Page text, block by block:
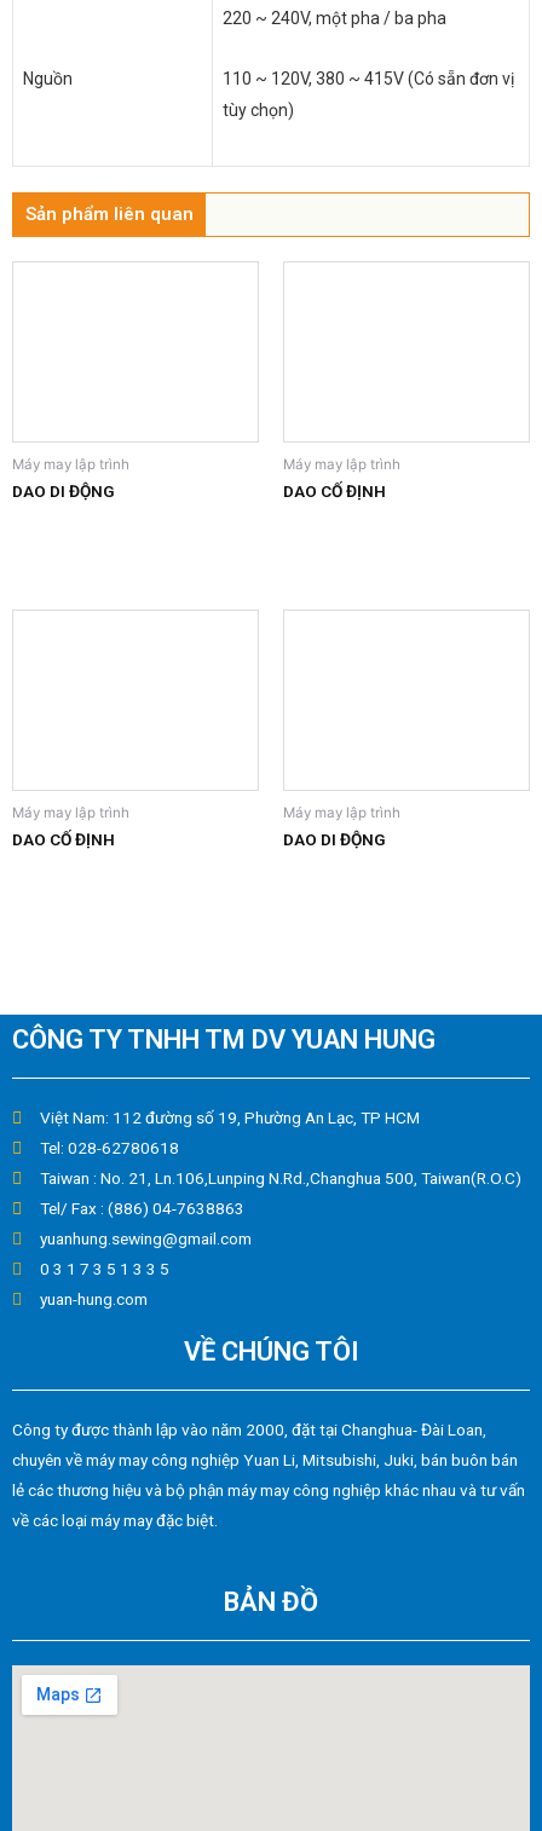
Nguồn
220 ~ 240V, một pha / ba pha
110 ~ 120V, 380 ~ 415V (Có sẵn đơn vị
tùy chọn)
Sản phẩm liên quan
Máy may lập trình
DAO DI ĐỘNG
Máy may lập trình
DAO CỐ ĐỊNH
Máy may lập trình
DAO CỐ ĐỊNH
Máy may lập trình
DAO DI ĐỘNG
CÔNG TY TNHH TM DV YUAN HUNG
Việt Nam: 112 đường số 19, Phường An Lạc, TP HCM
Tel: 028-62780618
Taiwan : No. 21, Ln.106,Lunping N.Rd.,Changhua 500, Taiwan(R.O.C)
Tel/ Fax : (886) 04-7638863
yuanhung.sewing@gmail.com
0 3 1 7 3 5 1 3 3 5
yuan-hung.com
VỀ CHÚNG TÔI
Công ty được thành lập vào năm 2000, đặt tại Changhua- Đài Loan,
chuyên về máy may công nghiệp Yuan Li, Mitsubishi, Juki, bán buôn bán
lẻ các thương hiệu và bộ phận máy may công nghiệp khác nhau và tư vấn
về các loại máy may đặc biệt.
BẢN ĐỒ